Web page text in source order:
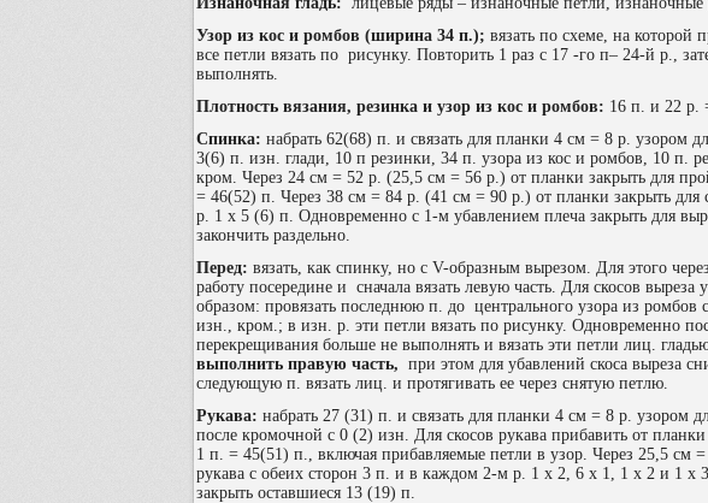
Узор из кос и ромбов (ширина 34 п.); вязать по схеме, на
все петли вязать по рисунку. Повторить 1 раз с 17 -го п– 24-й р.,
выполнять.
Плотность вязания, резинка и узор из кос и ромбов: 16 п. и 22 р.
Спинка: набрать 62(68) п. и связать для планки 4 см = 8 р. узором
3(6) п. изн. глади, 10 п резинки, 34 п. узора из кос и ромбов, 10 п.
кром. Через 24 см = 52 р. (25,5 см = 56 р.) от планки закрыть для
= 46(52) п. Через 38 см = 84 р. (41 см = 90 р.) от планки закрыть
р. 1 х 5 (6) п. Одновременно с 1-м убавлением плеча закрыть для
закончить раздельно.
Перед: вязать, как спинку, но с V-образным вырезом. Для этого
работу посередине и сначала вязать левую часть. Для скосов
образом: провязать последнюю п. до центрального узора из
изн., кром.; в изн. р. эти петли вязать по рисунку. Одновременно
перекрещивания больше не выполнять и вязать эти петли лиц.
выполнить правую часть, при этом для убавлений скоса выреза
следующую п. вязать лиц. и протягивать ее через снятую петлю.
Рукава: набрать 27 (31) п. и связать для планки 4 см = 8 р. узором
после кромочной с 0 (2) изн. Для скосов рукава прибавить от
1 п. = 45(51) п., включая прибавляемые петли в узор. Через 25,5 см
рукава с обеих сторон 3 п. и в каждом 2-м р. 1 х 2, 6 х 1, 1 х 2 и 1
закрыть оставшиеся 13 (19) п.